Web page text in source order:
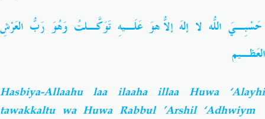
حَسْبِـيَ اللّهُ لا إلهَ إلاّ هُوَ عَلَـيهِ تَوَكَّـلتُ وَهُوَ رَبُّ العَرْشِ
العَظـيم
Hasbiya-Allaahu laa ilaaha illaa Huwa ‘Alayhi
tawakkaltu wa Huwa Rabbul ’Arshil ‘Adhwiym